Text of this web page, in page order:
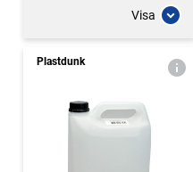
Visa
Plastdunk